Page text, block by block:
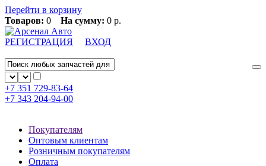
Перейти в корзину
Товаров: 0 На сумму: 0 р.
РЕГИСТРАЦИЯ ВХОД
+7 351 729-83-64
+7 343 204-94-00
Покупателям
Оптовым клиентам
Розничным покупателям
Оплата